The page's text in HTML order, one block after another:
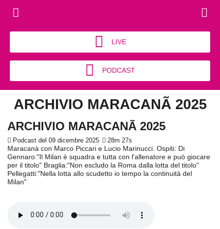
LIVE
PODCAST
ARCHIVIO MARACANÃ 2025
ARCHIVIO MARACANÃ 2025
Podcast del 09 dicembre 2025 28m 27s
Maracanà con Marco Piccari e Lucio Marinucci. Ospiti: Di
Gennaro:"Il Milan è squadra e tutta con l'allenatore e può giocare
per il titolo" Braglia:"Non escludo la Roma dalla lotta del titolo"
Pellegatti:"Nella lotta allo scudetto io tempo la continuità del
Milan"